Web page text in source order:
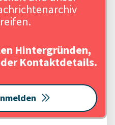
Hintergründen,
Kontaktdetails.